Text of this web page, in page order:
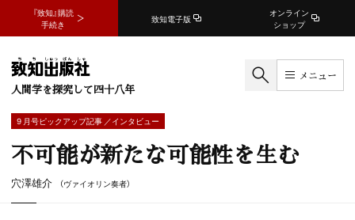
『致知』購読
手続き
致知電子版
オンライン
ショップ
人間学を探究して四十八年
メニュー
9 月号ピックアップ記事 ／インタビュー
不可能が新たな可能性を生む
穴澤雄介 （ヴァイオリン奏者）